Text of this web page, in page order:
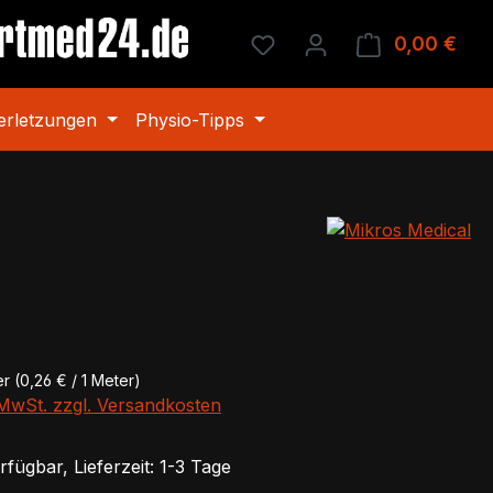
Du hast 0 Produkte auf
0,00 €
Physio-Tipps
(0,26 € / 1 Meter)
zzgl. Versandkosten
Lieferzeit: 1-3 Tage